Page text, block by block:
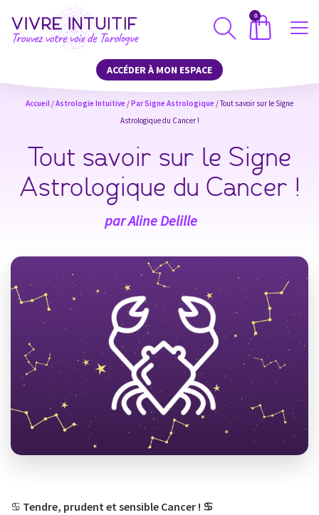
0
ACCÉDER À MON ESPACE
Accueil /Astrologie Intuitive /Par Signe Astrologique / Tout savoir sur le Signe
Astrologique du Cancer !
Tout savoir sur le Signe
Astrologique du Cancer !
parAline Delille
♋️ Tendre, prudent et sensible Cancer ! ♋️